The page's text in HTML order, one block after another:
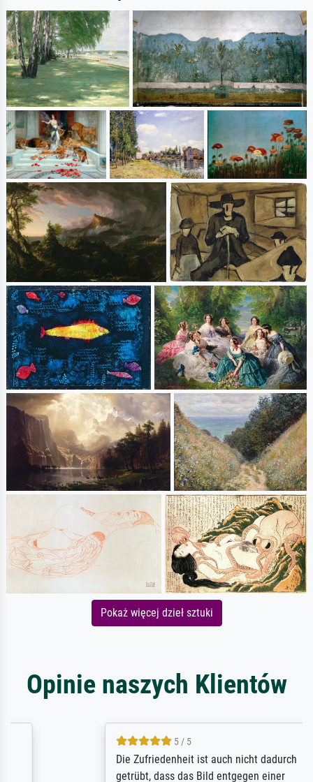
Pokaż więcej dzieł sztuki
Opinie naszych Klientów
5 / 5
Die Zufriedenheit ist auch nicht dadurch
getrübt, dass das Bild entgegen einer